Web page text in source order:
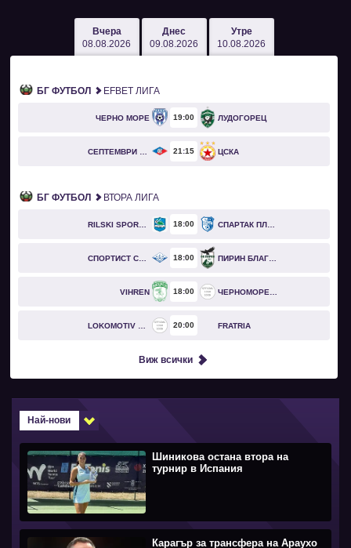
Вчера
08.08.2026
Днес
09.08.2026
Утре
10.08.2026
БГ ФУТБОЛ EFBET ЛИГА
ЧЕРНО МОРЕ 19 00 ЛУДОГОРЕЦ
21 15 ЦСКА
БГ ФУТБОЛ ВТОРА ЛИГА
RILSKI SPORTIST 18 00 СПАРТАК ПЛЕВЕН
СПОРТИСТ СВОГЕ 18 00 ПИРИН БЛАГОЕВГРАД
VIHREN 18 00
20 00 FRATRIA
Виж всички
Най-нови
Шиникова остана втора на
турнир в Испания
Карагър за трансфера на Араухо